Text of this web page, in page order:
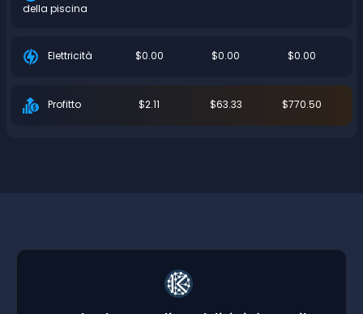
della piscina
Elettricità $0.00 $0.00 $0.00
Profitto $2.11 $63.33 $770.50